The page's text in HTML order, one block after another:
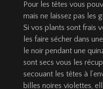
Pour les têtes vous
mais ne laissez pas les
Si vos plants sont frais
les faire sécher dans
le noir pendant une
sont secs vous les
secouant les têtes à
billes noires violettes,